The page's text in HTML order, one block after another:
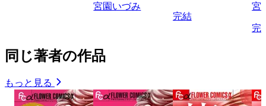
宮園いづみ
完結
宮
完
同じ著者の作品
もっと見る